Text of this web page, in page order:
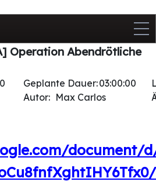
Operation Abendrötliche
Geplante Dauer:03:00:00
Autor: Max Carlos
document/d/